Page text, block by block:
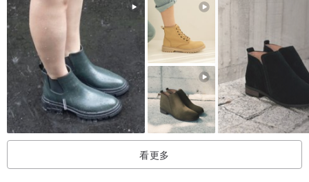
\\内里 头层豚皮
\\垫脚 头层牛皮
\\鞋跟高 约6厘米
\\版型正常 楦头偏小
高脚背或宽脚板 建议选大一号更舒适
______________________________________
尺寸库存每日更新
请先来信询问尺寸库存
提供实际脚长及宽可以给您更正确的尺寸建议
看更多